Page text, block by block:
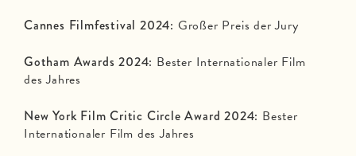
Cannes Filmfestival 2024: Großer Preis der Jury
Gotham Awards 2024: Bester Internationaler Film
des Jahres
New York Film Critic Circle Award 2024: Bester
Internationaler Film des Jahres